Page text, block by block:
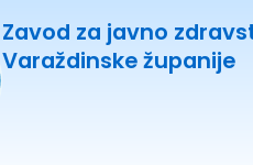
Zavod za javno
Varaždinske županije